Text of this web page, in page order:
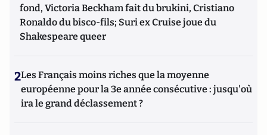
fond, Victoria Beckham fait du brukini, Cristiano
Ronaldo du bisco-fils; Suri ex Cruise joue du
Shakespeare queer
2Les Français moins riches que la moyenne
européenne pour la 3e année consécutive : jusqu'où
ira le grand déclassement ?